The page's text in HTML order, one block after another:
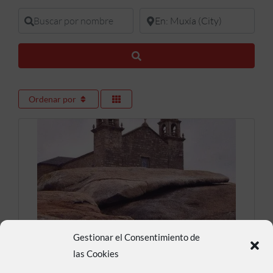
Gestionar el Consentimiento de
las Cookies
Buscar por nombre En donde buscar
Ordenar por
Pedra de Abalar